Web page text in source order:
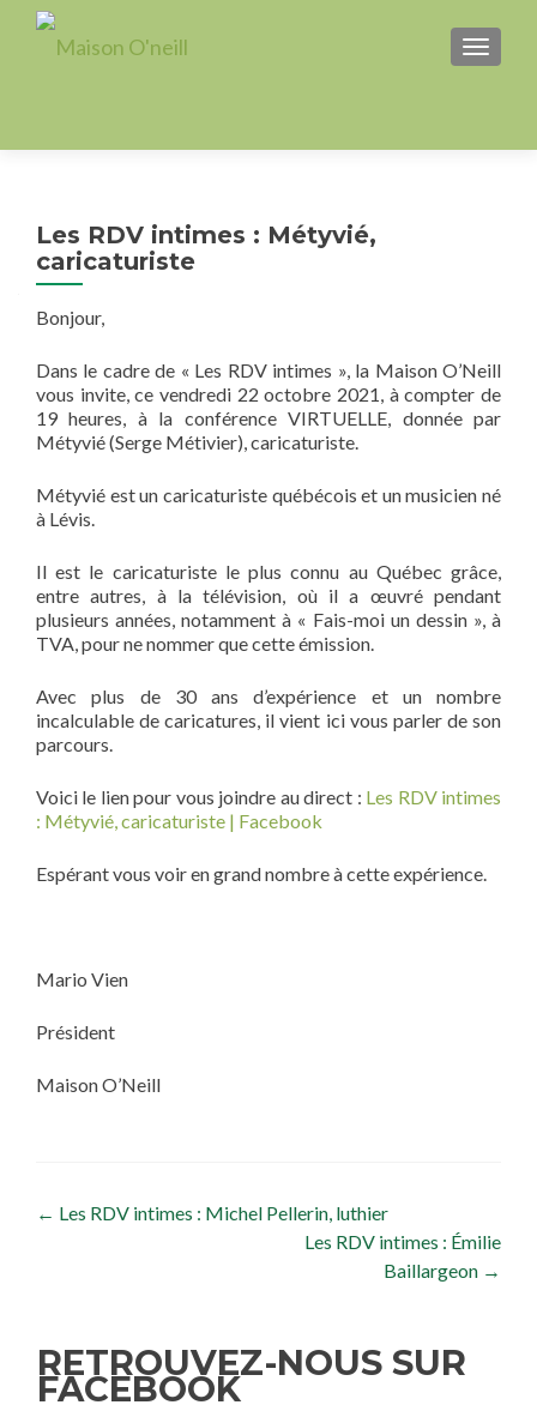
Les RDV intimes : Métyvié,
caricaturiste
Bonjour,
Dans le cadre de « Les RDV intimes », la Maison O’Neill
vous invite, ce vendredi 22 octobre 2021, à compter de
19 heures, à la conférence VIRTUELLE, donnée par
Métyvié (Serge Métivier), caricaturiste.
Métyvié est un caricaturiste québécois et un musicien né
à Lévis.
Il est le caricaturiste le plus connu au Québec grâce,
entre autres, à la télévision, où il a œuvré pendant
plusieurs années, notamment à « Fais-moi un dessin », à
TVA, pour ne nommer que cette émission.
Avec plus de 30 ans d’expérience et un nombre
incalculable de caricatures, il vient ici vous parler de son
parcours.
Voici le lien pour vous joindre au direct : Les RDV intimes
: Métyvié, caricaturiste | Facebook
Espérant vous voir en grand nombre à cette expérience.
Mario Vien
Président
Maison O’Neill
Navigation de l’article
← Les RDV intimes : Michel Pellerin, luthier
Les RDV intimes : Émilie
Baillargeon →
RETROUVEZ-NOUS SUR
FACEBOOK